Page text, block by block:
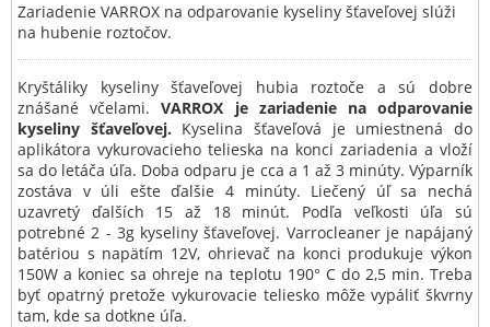
Zariadenie VARROX na odparovanie kyseliny šťaveľovej slúži
na hubenie roztočov.
Kryštáliky kyseliny šťaveľovej hubia roztoče a sú dobre
znášané včelami.VARROX
je zariadenie na odparovanie
kyseliny šťaveľovej. Kyselina šťaveľová je umiestnená do
aplikátora vykurovacieho telieska na konci zariadenia a vloží
sa do letáča úľa. Doba odparu je cca a 1 až 3 minúty. Výparník
zostáva v úli ešte ďalšie 4 minúty. Liečený úľ sa nechá
uzavretý ďalších 15 až 18 minút. Podľa veľkosti úľa sú
potrebné 2 - 3g kyseliny šťaveľovej. Varrocleaner je napájaný
batériou s napätím 12V, ohrievač na konci produkuje výkon
150W a koniec sa ohreje na teplotu 190° C do 2,5 min. Treba
byť opatrný pretože vykurovacie teliesko môže vypáliť škvrny
tam, kde sa dotkne úľa.